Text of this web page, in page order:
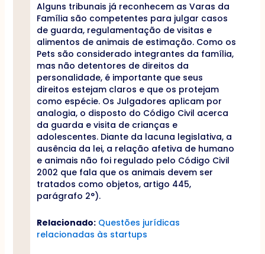
Alguns tribunais já reconhecem as Varas da
Família são competentes para julgar casos
de guarda, regulamentação de visitas e
alimentos de animais de estimação. Como os
Pets são considerado integrantes da família,
mas não detentores de direitos da
personalidade, é importante que seus
direitos estejam claros e que os protejam
como espécie. Os Julgadores aplicam por
analogia, o disposto do Código Civil acerca
da guarda e visita de crianças e
adolescentes. Diante da lacuna legislativa, a
ausência da lei, a relação afetiva de humano
e animais não foi regulado pelo Código Civil
2002 que fala que os animais devem ser
tratados como objetos, artigo 445,
parágrafo 2°).
Relacionado: Questões jurídicas
relacionadas às startups